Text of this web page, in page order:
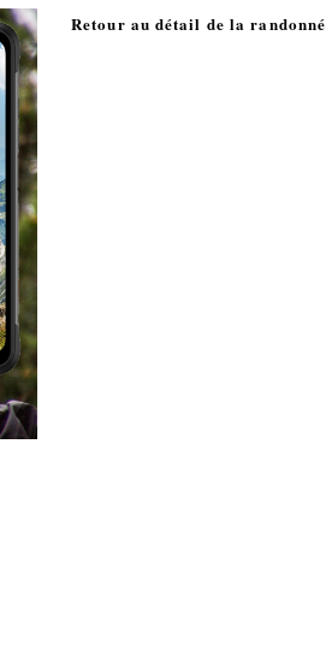
Retour au détail de la